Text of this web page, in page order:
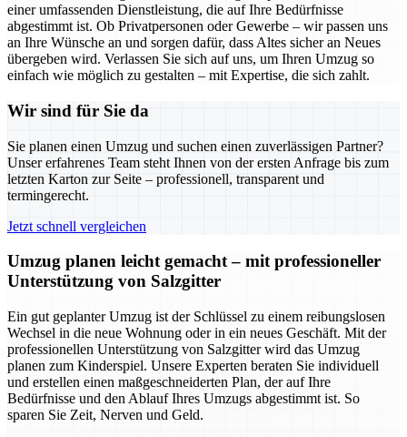
einer umfassenden Dienstleistung, die auf Ihre Bedürfnisse
abgestimmt ist. Ob Privatpersonen oder Gewerbe – wir passen uns
an Ihre Wünsche an und sorgen dafür, dass Altes sicher an Neues
übergeben wird. Verlassen Sie sich auf uns, um Ihren Umzug so
einfach wie möglich zu gestalten – mit Expertise, die sich zahlt.
Wir sind für Sie da
Sie planen einen Umzug und suchen einen zuverlässigen Partner?
Unser erfahrenes Team steht Ihnen von der ersten Anfrage bis zum
letzten Karton zur Seite – professionell, transparent und
termingerecht.
Jetzt schnell vergleichen
Umzug planen leicht gemacht – mit professioneller
Unterstützung von Salzgitter
Ein gut geplanter Umzug ist der Schlüssel zu einem reibungslosen
Wechsel in die neue Wohnung oder in ein neues Geschäft. Mit der
professionellen Unterstützung von Salzgitter wird das Umzug
planen zum Kinderspiel. Unsere Experten beraten Sie individuell
und erstellen einen maßgeschneiderten Plan, der auf Ihre
Bedürfnisse und den Ablauf Ihres Umzugs abgestimmt ist. So
sparen Sie Zeit, Nerven und Geld.